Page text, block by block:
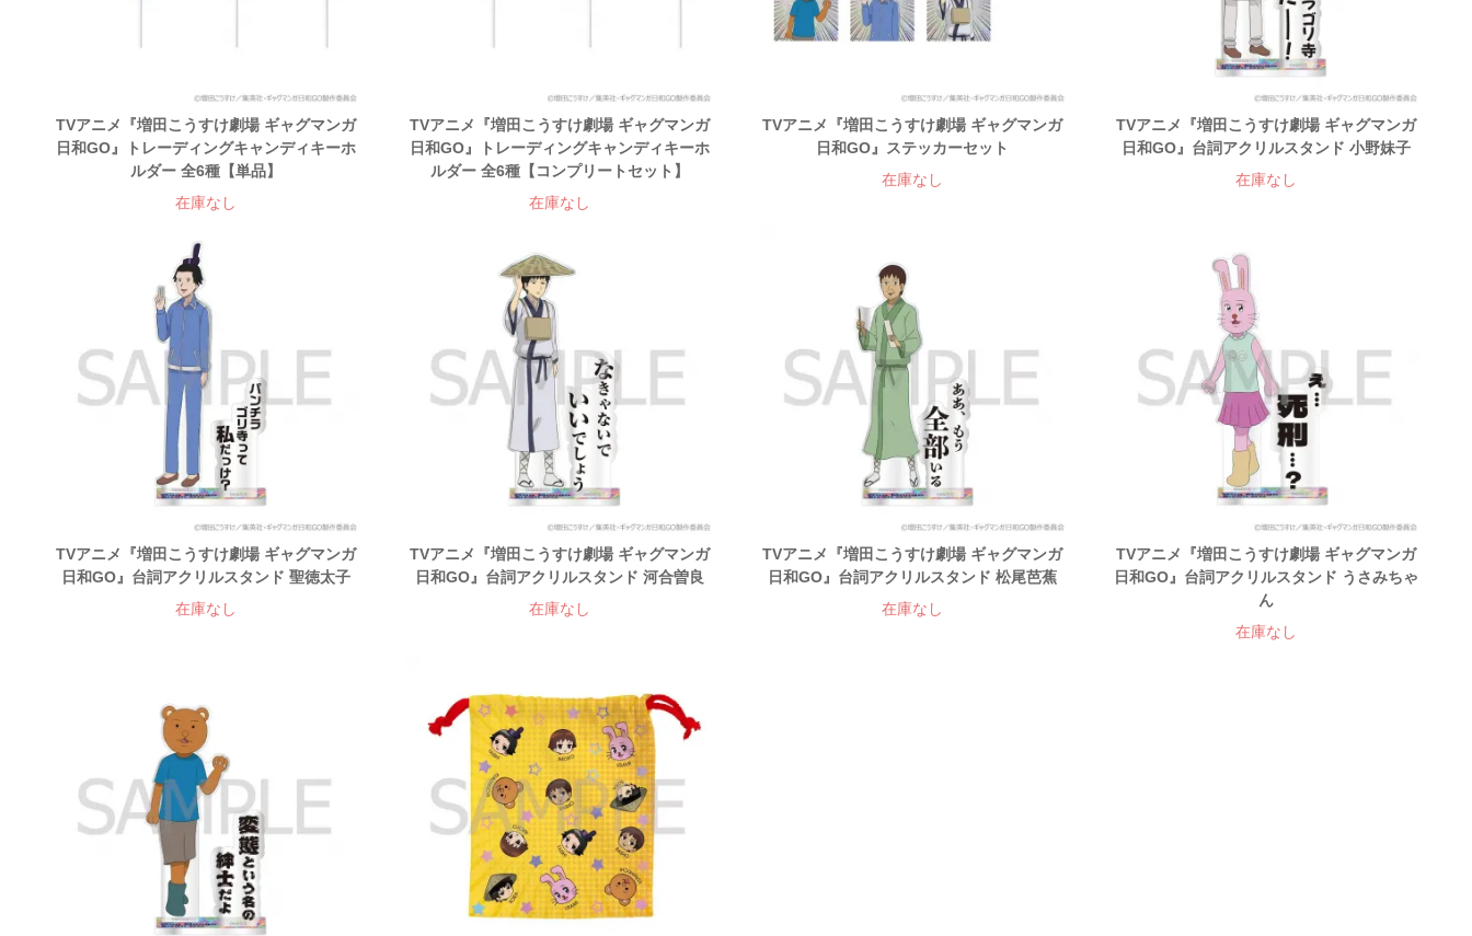
TVアニメ『増田こうすけ劇場 ギャグマンガ
日和GO』トレーディングキャンディキーホ
ルダー 全6種【単品】
在庫なし
TVアニメ『増田こうすけ劇場 ギャグマンガ
日和GO』トレーディングキャンディキーホ
ルダー 全6種【コンプリートセット】
在庫なし
TVアニメ『増田こうすけ劇場 ギャグマンガ
日和GO』ステッカーセット
在庫なし
TVアニメ『増田こうすけ劇場 ギャグマンガ
日和GO』台詞アクリルスタンド 小野妹子
在庫なし
TVアニメ『増田こうすけ劇場 ギャグマンガ
日和GO』台詞アクリルスタンド 聖徳太子
在庫なし
TVアニメ『増田こうすけ劇場 ギャグマンガ
日和GO』台詞アクリルスタンド 河合曽良
在庫なし
TVアニメ『増田こうすけ劇場 ギャグマンガ
日和GO』台詞アクリルスタンド 松尾芭蕉
在庫なし
TVアニメ『増田こうすけ劇場 ギャグマンガ
日和GO』台詞アクリルスタンド うさみちゃ
ん
在庫なし